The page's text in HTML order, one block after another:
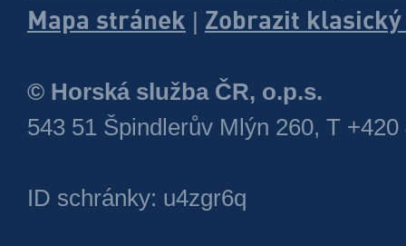
Mapa stránek
Zobrazit
© Horská služba ČR, o.p.s.
543 51 Špindlerův Mlýn 260, T +420
ID schránky: u4zgr6q